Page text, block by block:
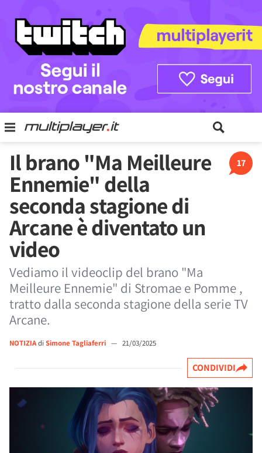
17
Il brano "Ma Meilleure
Ennemie" della
seconda stagione di
Arcane è diventato un
video
Vediamo il videoclip del brano "Ma
Meilleure Ennemie" di Stromae e Pomme ,
tratto dalla seconda stagione della serie TV
Arcane.
NOTIZIAdi Simone Tagliaferri — 21/03/2025
CONDIVIDI